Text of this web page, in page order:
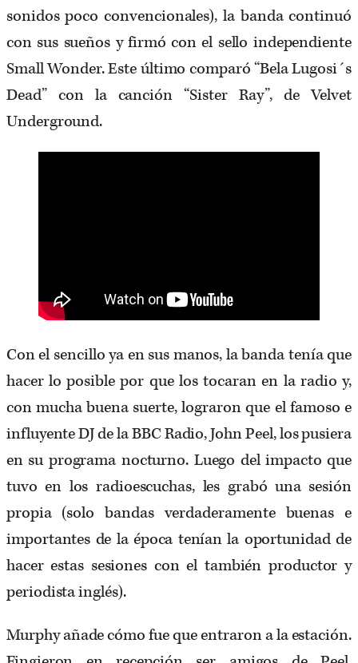
sonidos poco convencionales), la banda continuó
con sus sueños y firmó con el sello independiente
Small Wonder. Este último comparó “Bela Lugosi´s
Dead” con la canción “Sister Ray”, de Velvet
Underground.
Con el sencillo ya en sus manos, la banda tenía que
hacer lo posible por que los tocaran en la radio y,
con mucha buena suerte, lograron que el famoso e
influyente DJ de la BBC Radio, John Peel, los pusiera
en su programa nocturno. Luego del impacto que
tuvo en los radioescuchas, les grabó una sesión
propia (solo bandas verdaderamente buenas e
importantes de la época tenían la oportunidad de
hacer estas sesiones con el también productor y
periodista inglés).
Murphy añade cómo fue que entraron a la estación.